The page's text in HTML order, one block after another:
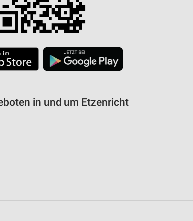
in und um Etzenricht